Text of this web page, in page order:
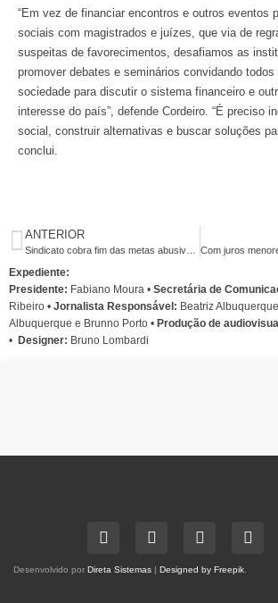
“Em vez de financiar encontros e outros eventos
sociais com magistrados e juízes, que via de
suspeitas de favorecimentos, desafiamos as
promover debates e seminários convidando
sociedade para discutir o sistema financeiro e
interesse do país”, defende Cordeiro. “É preciso
social, construir alternativas e buscar soluções
conclui.
ANTERIOR
Expediente:
Presidente: Fabiano Moura • Secretária de
Ribeiro • Jornalista Responsável: Beatriz Albuquerque
Albuquerque e Brunno Porto • Produção de
• Designer: Bruno Lombardi
Desenvolvido por Direta Sistemas | Designed by Freepik